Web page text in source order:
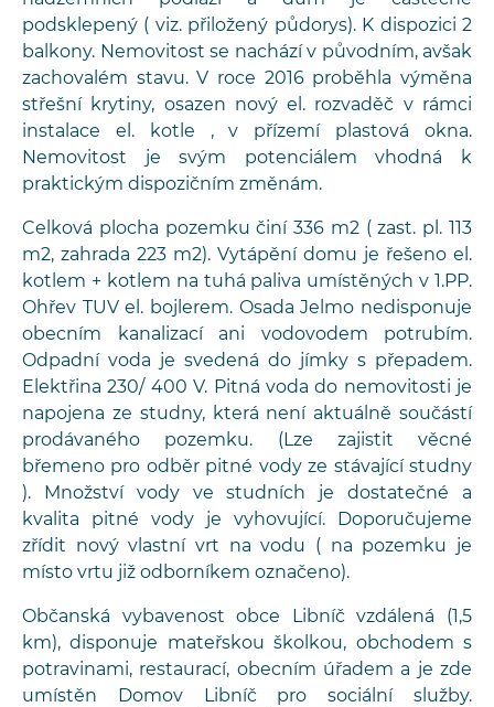
podsklepený ( viz. přiložený půdorys). K dispozici 2
balkony. Nemovitost se nachází v původním, avšak
zachovalém stavu. V roce 2016 proběhla výměna
střešní krytiny, osazen nový el. rozvaděč v rámci
instalace el. kotle , v přízemí plastová okna.
Nemovitost je svým potenciálem vhodná k
praktickým dispozičním změnám.
Celková plocha pozemku činí 336 m2 ( zast. pl. 113
m2, zahrada 223 m2). Vytápění domu je řešeno el.
kotlem + kotlem na tuhá paliva umístěných v 1.PP.
Ohřev TUV el. bojlerem. Osada Jelmo nedisponuje
obecním kanalizací ani vodovodem potrubím.
Odpadní voda je svedená do jímky s přepadem.
Elektřina 230/ 400 V. Pitná voda do nemovitosti je
napojena ze studny, která není aktuálně součástí
prodávaného pozemku. (Lze zajistit věcné
břemeno pro odběr pitné vody ze stávající studny
). Množství vody ve studních je dostatečné a
kvalita pitné vody je vyhovující. Doporučujeme
zřídit nový vlastní vrt na vodu ( na pozemku je
místo vrtu již odborníkem označeno).
Občanská vybavenost obce Libníč vzdálená (1,5
km), disponuje mateřskou školkou, obchodem s
potravinami, restaurací, obecním úřadem a je zde
umístěn Domov Libníč pro sociální služby.